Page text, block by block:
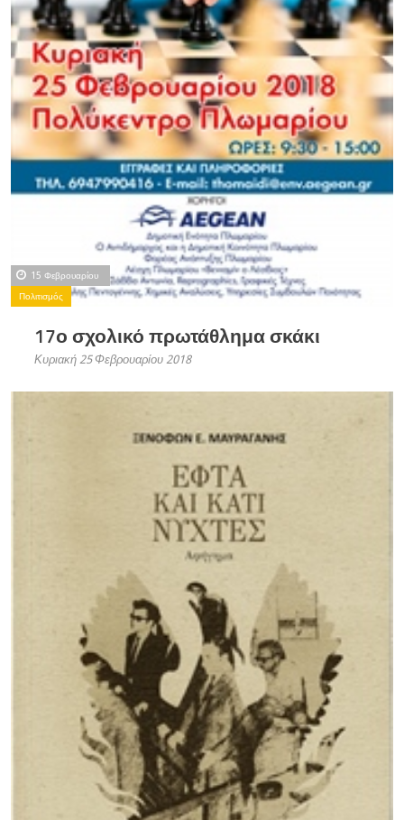
15 Φεβρουαρίου
Πολιτισμός
17ο σχολικό πρωτάθλημα σκάκι
Κυριακή 25 Φεβρουαρίου 2018